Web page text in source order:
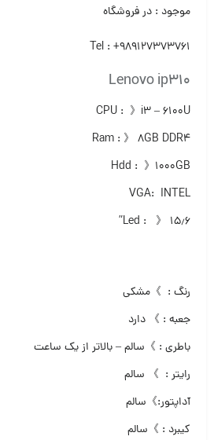
موجود : در فروشگاه
Tel : +989127373761
Lenovo ip310
CPU : 》i3 – ۶۱۰۰U
Ram : 》 ۸GB DDR4
Hdd : 》۱۰۰۰GB
VGA: INTEL
Led : 》 ۱۵٫۶”
رنگ : 》مشکی
جعبه : 》 دارد
باطری : 》سالم – بالاتر از یک ساعت
رایتر : 》 سالم
آداپتور:》سالم
کیبرد : 》سالم